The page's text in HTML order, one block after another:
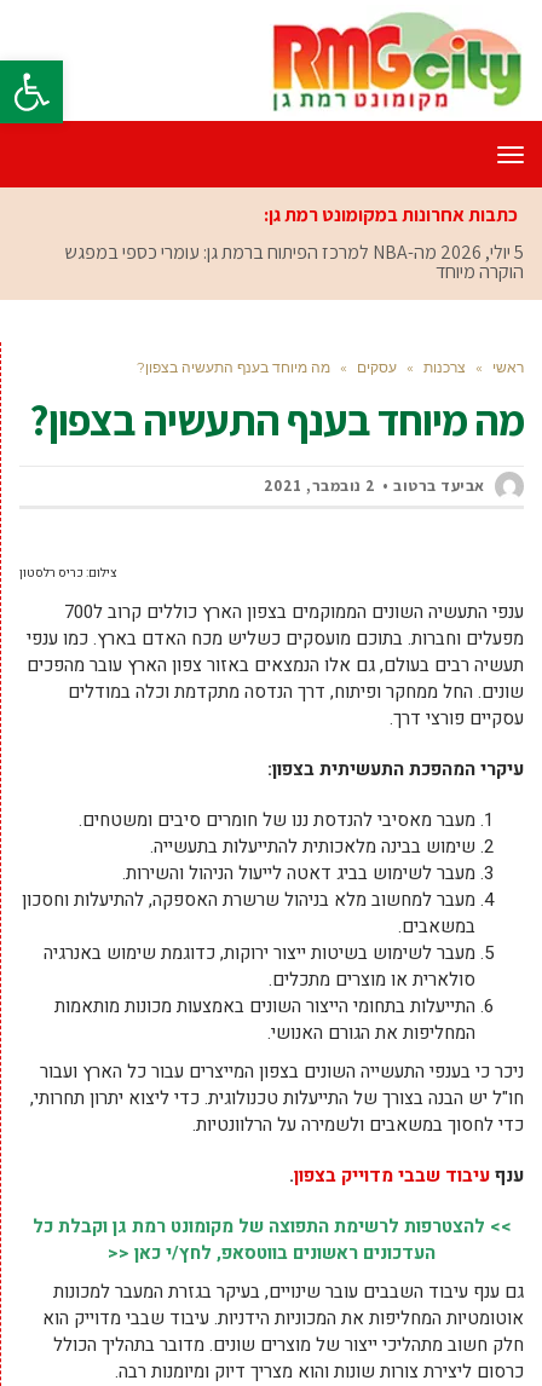
פתח
תפריט
כתבות אחרונות במקומונט רמת גן:
5 יולי, 2026
מה-NBA למרכז הפיתוח ברמת גן: עומרי כספי במפגש
הוקרה מיוחד
ראשי » צרכנות » עסקים » מה מיוחד בענף התעשיה בצפון?
מה מיוחד בענף התעשיה בצפון?
אביעד ברטוב 2 נובמבר, 2021
צילום: כריס רלסטון
ענפי התעשיה השונים הממוקמים בצפון הארץ כוללים קרוב ל700
מפעלים וחברות. בתוכם מועסקים כשליש מכח האדם בארץ. כמו ענפי
תעשיה רבים בעולם, גם אלו הנמצאים באזור צפון הארץ עובר מהפכים
שונים. החל ממחקר ופיתוח, דרך הנדסה מתקדמת וכלה במודלים
עסקיים פורצי דרך.
עיקרי המהפכת התעשיתית בצפון:
מעבר מאסיבי להנדסת ננו של חומרים סיבים ומשטחים.
שימוש בבינה מלאכותית להתייעלות בתעשייה.
מעבר לשימוש בביג דאטה לייעול הניהול והשירות.
מעבר למחשוב מלא בניהול שרשרת האספקה, להתיעלות וחסכון
במשאבים.
מעבר לשימוש בשיטות ייצור ירוקות, כדוגמת שימוש באנרגיה
סולארית או מוצרים מתכלים.
התייעלות בתחומי הייצור השונים באמצעות מכונות מותאמות
המחליפות את הגורם האנושי.
ניכר כי בענפי התעשייה השונים בצפון המייצרים עבור כל הארץ ועבור
חו"ל יש הבנה בצורך של התייעלות טכנולוגית. כדי ליצוא יתרון תחרותי,
כדי לחסוך במשאבים ולשמירה על הרלוונטיות.
ענףעיבוד שבבי מדוייק בצפון.
>> להצטרפות לרשימת התפוצה של מקומונט רמת גן וקבלת כל
העדכונים ראשונים בווטסאפ, לחץ/י כאן <<
גם ענף עיבוד השבבים עובר שינויים, בעיקר בגזרת המעבר למכונות
אוטומטיות המחליפות את המכוניות הידניות. עיבוד שבבי מדוייק הוא
חלק חשוב מתהליכי ייצור של מוצרים שונים. מדובר בתהליך הכולל
כרסום ליצירת צורות שונות והוא מצריך דיוק ומיומנות רבה.